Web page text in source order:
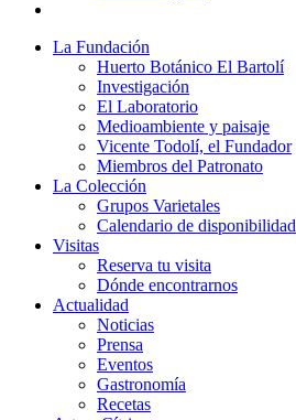
La Fundación
Huerto Botánico El Bartolí
Investigación
El Laboratorio
Medioambiente y paisaje
Vicente Todolí, el Fundador
Miembros del Patronato
La Colección
Grupos Varietales
Calendario de disponibilidad
Visitas
Reserva tu visita
Dónde encontrarnos
Actualidad
Noticias
Prensa
Eventos
Gastronomía
Recetas